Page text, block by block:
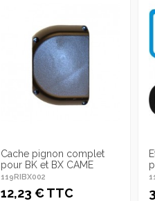
Cache pignon complet
pour BK et BX CAME
119RIBX002
12,23 € TTC